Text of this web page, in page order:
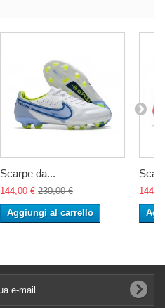
Scarpe da...
144,00 € 230,00 €
Aggiungi al carrello